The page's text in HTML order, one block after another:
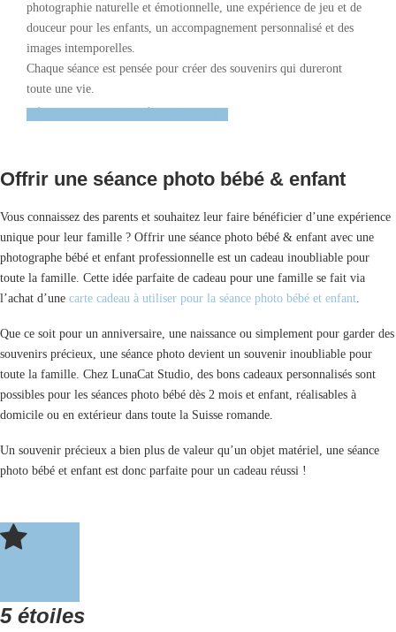
photographie naturelle et émotionnelle, une expérience de jeu et de
douceur pour les enfants, un accompagnement personnalisé et des
images intemporelles.
Chaque séance est pensée pour créer des souvenirs qui dureront
toute une vie.
Offrir une séance photo bébé & enfant
Vous connaissez des parents et souhaitez leur faire bénéficier d’une expérience
unique pour leur famille ? Offrir une séance photo bébé & enfant avec une
photographe bébé et enfant professionnelle est un cadeau inoubliable pour
toute la famille. Cette idée parfaite de cadeau pour une famille se fait via
l’achat d’une carte cadeau à utiliser pour la séance photo bébé et enfant.
Que ce soit pour un anniversaire, une naissance ou simplement pour garder des
souvenirs précieux, une séance photo devient un souvenir inoubliable pour
toute la famille. Chez LunaCat Studio, des bons cadeaux personnalisés sont
possibles pour les séances photo bébé dès 2 mois et enfant, réalisables à
domicile ou en extérieur dans toute la Suisse romande.
Un souvenir précieux a bien plus de valeur qu’un objet matériel, une séance
photo bébé et enfant est donc parfaite pour un cadeau réussi !
5 étoiles